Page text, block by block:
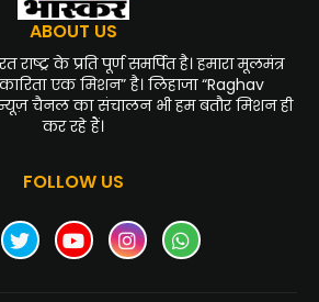
ABOUT US
राष्ट्र के प्रति पूर्ण समर्पित है। हमारा मूलमंत्र
एक मिशन” है। लिहाजा “Raghav
न्यूज़ चैनल का संचालन भी हम बतौर मिशन ही
कर रहे हैं।
FOLLOW US